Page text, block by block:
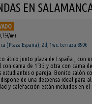
EN
m²)
( Plaza España); 2d, 1wc. terraza 850€
ático junto plaza de España , con
con cama de 1'35 y otra con cama
estudiantes o pareja. Bonito salón
de una despensa ideal para
y calefacción están incluidos en